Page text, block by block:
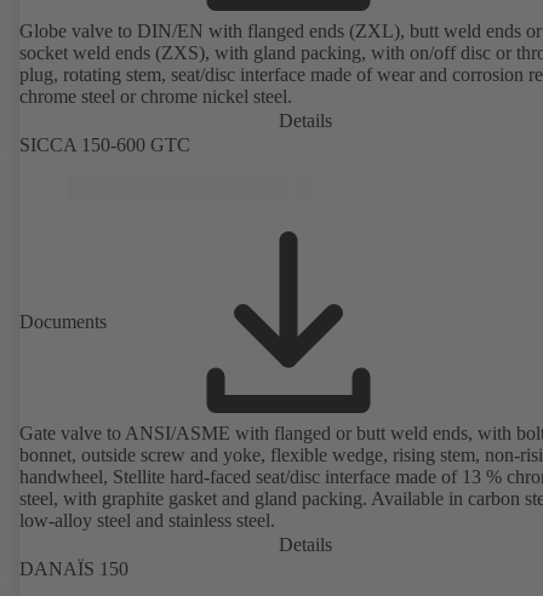
Globe valve to DIN/EN with flanged ends (ZXL), butt weld ends or
socket weld ends (ZXS), with gland packing, with on/off disc or
plug, rotating stem, seat/disc interface made of wear and corrosion
chrome steel or chrome nickel steel.
Details
SICCA 150-600 GTC
Documents
Gate valve to ANSI/ASME with flanged or butt weld ends, with
bonnet, outside screw and yoke, flexible wedge, rising stem, non-
handwheel, Stellite hard-faced seat/disc interface made of 13 %
steel, with graphite gasket and gland packing. Available in carbon
low-alloy steel and stainless steel.
Details
DANAÏS 150